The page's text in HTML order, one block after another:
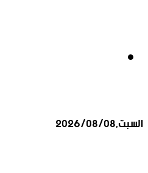
السبت,2026/08/08